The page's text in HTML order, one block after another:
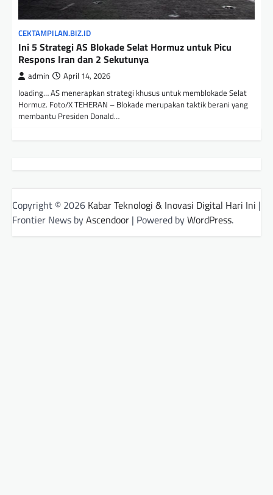
CEKTAMPILAN.BIZ.ID
Ini 5 Strategi AS Blokade Selat Hormuz untuk Picu
Respons Iran dan 2 Sekutunya
admin April 14, 2026
loading… AS menerapkan strategi khusus untuk memblokade Selat
Hormuz. Foto/X TEHERAN – Blokade merupakan taktik berani yang
membantu Presiden Donald…
Copyright © 2026 Kabar Teknologi & Inovasi Digital Hari Ini |
Frontier News byAscendoor | Powered byWordPress.